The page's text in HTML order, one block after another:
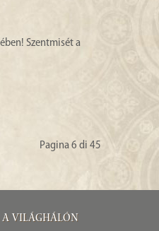
Szentmisét a
Pagina 6 di 45
a világhálón